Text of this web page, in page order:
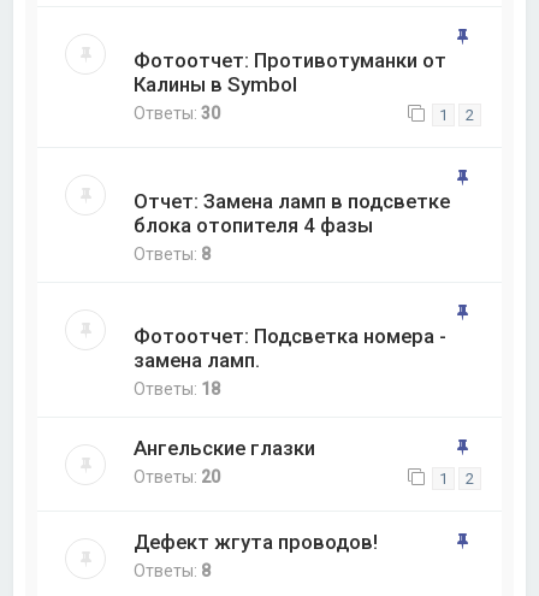
Фотоотчет: Противотуманки от
Калины в Symbol
Ответы:30 1 2
Отчет: Замена ламп в подсветке
блока отопителя 4 фазы
Ответы: 8
Фотоотчет: Подсветка номера -
замена ламп.
Ответы: 18
Ангельские глазки
Ответы: 20 1 2
Дефект жгута проводов!
Ответы: 8